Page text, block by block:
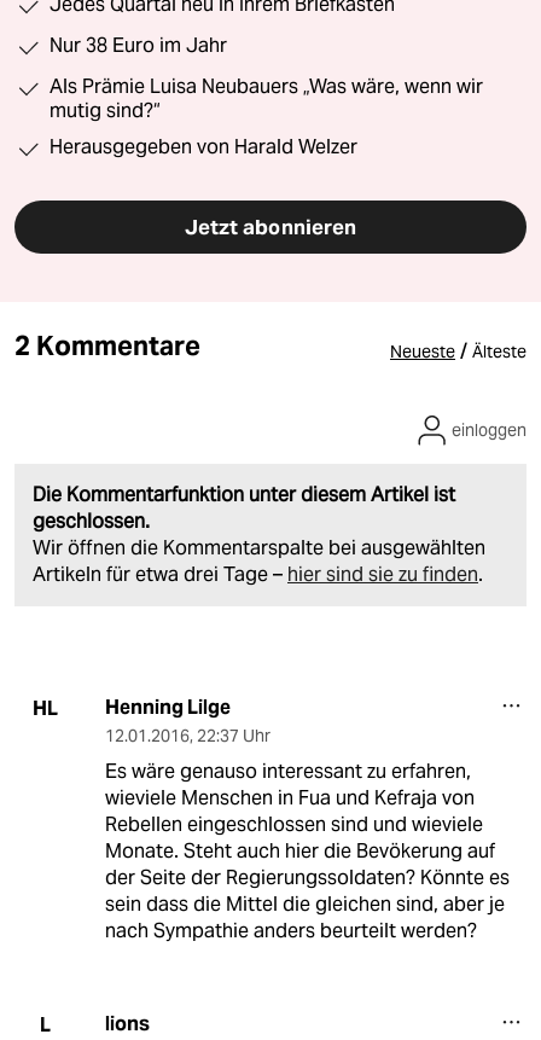
Nur 38 Euro im Jahr
Als Prämie Luisa Neubauers „Was wäre, wenn wir
mutig sind?“
Herausgegeben von Harald Welzer
Jetzt abonnieren
2 Kommentare Neueste / Älteste
Die Kommentarfunktion unter diesem Artikel ist
geschlossen.
Wir öffnen die Kommentarspalte bei ausgewählten
Artikeln für etwa drei Tage – hier sind sie zu finden.
einloggen
HL Henning Lilge
12.01.2016, 22:37 Uhr
Es wäre genauso interessant zu erfahren,
wieviele Menschen in Fua und Kefraja von
Rebellen eingeschlossen sind und wieviele
Monate. Steht auch hier die Bevökerung auf
der Seite der Regierungssoldaten? Könnte es
sein dass die Mittel die gleichen sind, aber je
nach Sympathie anders beurteilt werden?
L lions